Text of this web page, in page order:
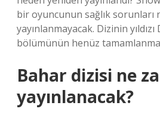
bir oyuncunun sağlık sorunları
yayınlanmayacak. Dizinin
bölümünün henüz
Bahar dizisi ne
yayınlanacak?